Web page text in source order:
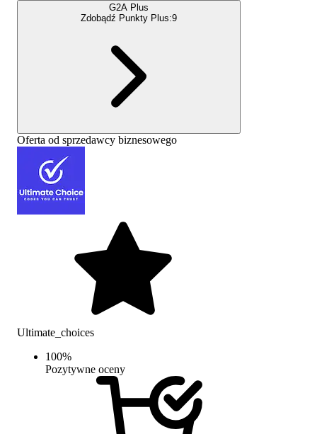
G2A Plus
Zdobądź Punkty Plus:9
Oferta od sprzedawcy biznesowego
Ultimate_choices
100%
Pozytywne oceny